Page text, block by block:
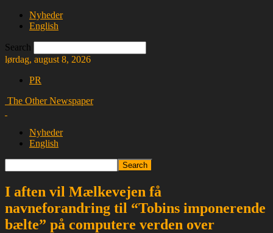
Nyheder
English
Search
lørdag, august 8, 2026
PR
The Other Newspaper
Nyheder
English
I aften vil Mælkevejen få
navneforandring til “Tobins imponerende
bælte” på computere verden over